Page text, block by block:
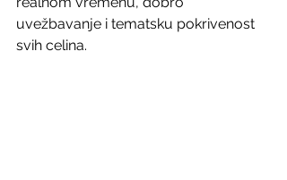
uvežbavanje i tematsku pokrivenost
svih celina.